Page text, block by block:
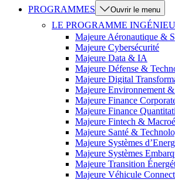
PROGRAMMES
Ouvrir le menu
LE PROGRAMME
Majeure Aéronautique &
Majeure Cybersécurité
Majeure Data & IA
Majeure Défense &
Majeure Digital
Majeure Environnement
Majeure Finance
Majeure Finance
Majeure Fintech &
Majeure Santé &
Majeure Systèmes
Majeure Systèmes
Majeure Transition
Majeure Véhicule